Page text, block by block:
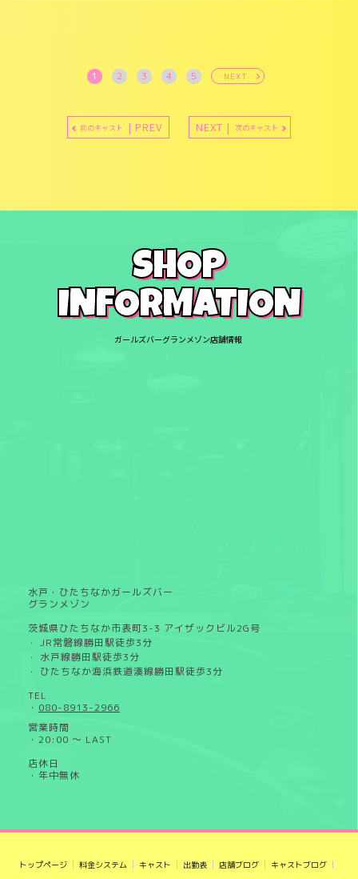
1 2 3 4 5 NEXT
前のキャスト | PREV NEXT | 次のキャスト
SHOP
INFORMATION
ガールズバーグランメゾン店舗情報
水戸・ひたちなかガールズバー
グランメゾン
茨城県ひたちなか市表町3-3 アイザックビル2G号
・ JR常磐線勝田駅徒歩3分
・ 水戸線勝田駅徒歩3分
・
ひたちなか海浜鉄道湊線勝田駅徒歩3分
TEL
・ 080-8913-2966
営業時間
・20:00 ～ LAST
店休日
・年中無休
トップページ 料金システム キャスト 出勤表 店舗ブログ キャストブログ